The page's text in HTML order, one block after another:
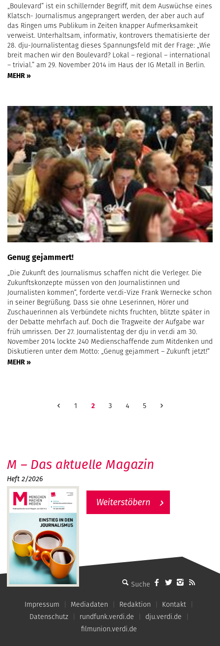
„Boulevard” ist ein schillernder Begriff, mit dem Auswüchse eines
Klatsch- Journalismus angeprangert werden, der aber auch auf
das Ringen ums Publikum in Zeiten knapper Aufmerksamkeit
verweist. Unterhaltsam, informativ, kontrovers thematisierte der
28. dju-Journalistentag dieses Spannungsfeld mit der Frage: „Wie
breit machen wir den Boulevard? Lokal – regional – international
– trivial.” am 29. November 2014 im Haus der IG Metall in Berlin.
MEHR »
Genug gejammert!
„Die Zukunft des Journalismus schaffen nicht die Verleger. Die
Zukunftskonzepte müssen von den Journalistinnen und
Journalisten kommen“, forderte ver.di-Vize Frank Wernecke schon
in seiner Begrüßung. Dass sie ohne Leserinnen, Hörer und
Zuschauerinnen als Verbündete nichts fruchten, blitzte später in
der Debatte mehrfach auf. Doch die Tragweite der Aufgabe war
früh umrissen. Der 27. Journalistentag der dju in ver.di am 30.
November 2014 lockte 240 Medienschaffende zum Mitdenken und
Diskutieren unter dem Motto: „Genug gejammert – Zukunft jetzt!“
MEHR »
1 2 3 4 5
MMM - Menschen machen Medien
M – Das aktuelle Magazin
Heft 2/2026
Weiterstöbern
Impressum Mediadaten Redaktion
Kontakt
Datenschutz
rundfunk.verdi.de
dju.verdi.de
filmunion.verdi.de